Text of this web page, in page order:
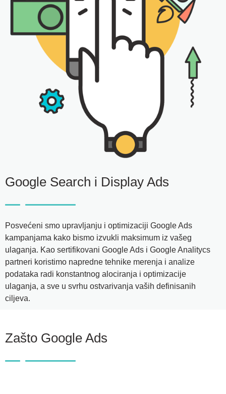
Google Search i Display Ads
Posvećeni smo upravljanju i optimizaciji Google Ads
kampanjama kako bismo izvukli maksimum iz vašeg
ulaganja. Kao sertifikovani Google Ads i Google Analitycs
partneri koristimo napredne tehnike merenja i analize
podataka radi konstantnog alociranja i optimizacije
ulaganja, a sve u svrhu ostvarivanja vaših definisanih
ciljeva.
Zašto Google Ads